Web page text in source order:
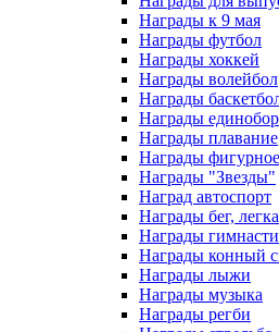
Награды к 9 мая
Награды футбол
Награды хоккей
Награды волейбол
Награды
Награды
Награды плавание
Награды
Награды "Звезды"
Наград автоспорт
Награды бег,
Награды
Награды конный
Награды лыжи
Награды музыка
Награды регби